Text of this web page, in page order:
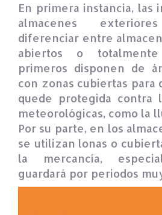
En primera instancia, las
almacenes
diferenciar entre
abiertos o
primeros disponen de
con zonas cubiertas para
quede protegida contra
meteorológicas, como la
Por su parte, en los
se utilizan lonas o
la mercancía,
guardará por periodos